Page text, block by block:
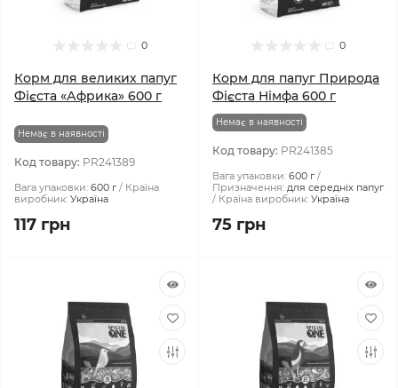
0
Корм для великих папуг
Фієста «Африка» 600 г
Немає в наявності
Код товару: PR241389
Вага упаковки: 600 г
Країна
виробник: Україна
117 грн
0
Корм для папуг Природа
Фієста Німфа 600 г
Немає в наявності
Код товару: PR241385
Вага упаковки: 600 г
Призначення: для середніх папуг
Країна виробник: Україна
75 грн